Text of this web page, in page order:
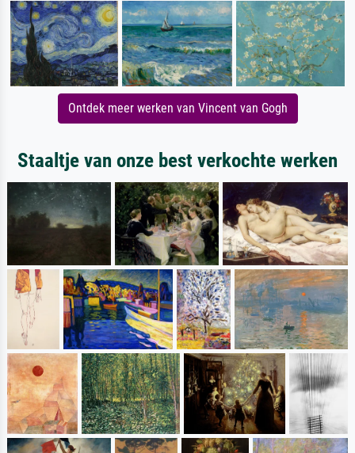
Ontdek meer werken van Vincent van Gogh
Staaltje van onze best verkochte werken